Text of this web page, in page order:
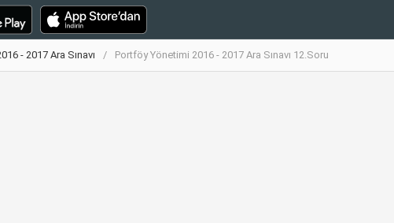
- 2017 Ara Sınavı Portföy Yönetimi 2016 - 2017 Ara Sınavı 12.Soru